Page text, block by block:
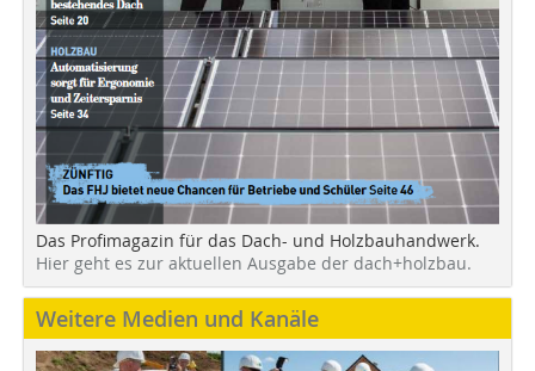
Das Profimagazin für das Dach- und Holzbauhandwerk.
Hier geht es zur aktuellen Ausgabe der dach+holzbau.
Weitere Medien und Kanäle